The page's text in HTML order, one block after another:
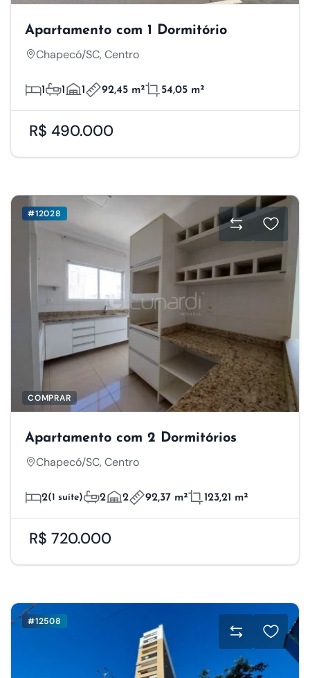
Apartamento com 1 Dormitório
Chapecó/SC, Centro
1 1 1 92,45 m² 54,05 m²
R$ 490.000
#12028
COMPRAR
Apartamento com 2 Dormitórios
Chapecó/SC, Centro
2(1 suíte) 2 2 92,37 m² 123,21 m²
R$ 720.000
#12508